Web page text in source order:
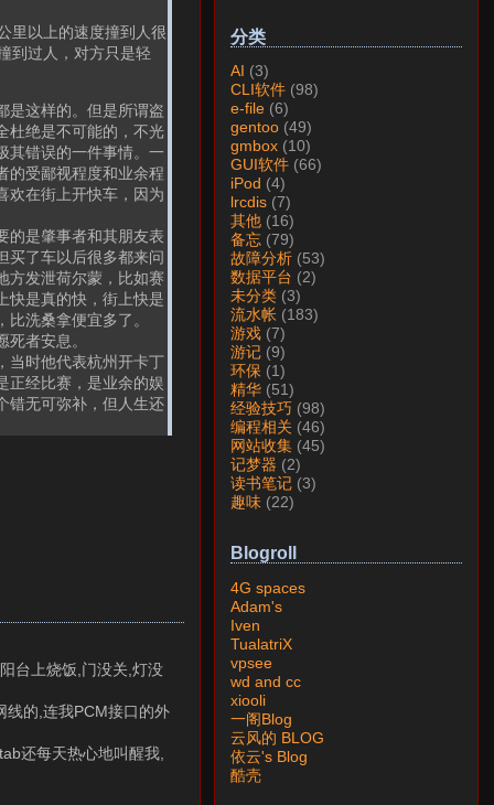
里以上的速度撞到人很
到过人，对方只是轻
是这样的。但是所谓盗
杜绝是不可能的，不光
其错误的一件事情。一
的受鄙视程度和业余程
欢在街上开快车，因为
的是肇事者和其朋友表
买了车以后很多都来问
方发泄荷尔蒙，比如赛
快是真的快，街上快是
洗桑拿便宜多了。
者安息。
当时他代表杭州开卡丁
正经比赛，是业余的娱
错无可弥补，但人生还
台上烧饭,门没关,灯没
线的,连我PCM接口的外
还每天热心地叫醒我,
分类
AI (3)
CLI软件 (98)
e-file (6)
gentoo (49)
gmbox (10)
GUI软件 (66)
iPod (4)
lrcdis (7)
其他 (16)
备忘 (79)
故障分析 (53)
数据平台 (2)
未分类 (3)
流水帐 (183)
游戏 (7)
游记 (9)
环保 (1)
精华 (51)
经验技巧 (98)
编程相关 (46)
网站收集 (45)
记梦器 (2)
读书笔记 (3)
趣味 (22)
Blogroll
4G spaces
Adam's
Iven
TualatriX
vpsee
wd and cc
xiooli
一阁Blog
云风的 BLOG
依云's Blog
酷壳